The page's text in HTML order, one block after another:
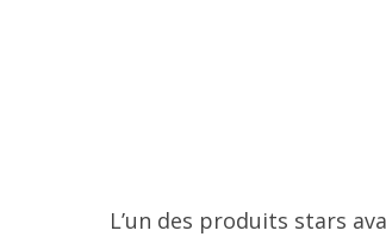
L’un des produits stars